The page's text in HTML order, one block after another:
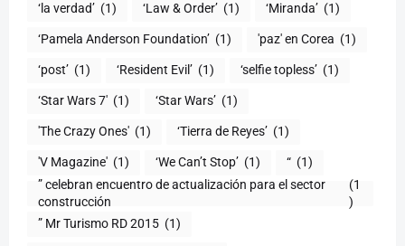
‘la verdad’ (1) ‘Law & Order’ (1) ‘Miranda’ (1)
‘Pamela Anderson Foundation’ (1) 'paz' en Corea (1)
‘post’ (1) ‘Resident Evil’ (1) ‘selfie topless’ (1)
‘Star Wars 7′ (1) ‘Star Wars’ (1)
'The Crazy Ones' (1) ‘Tierra de Reyes’ (1)
'V Magazine' (1) ‘We Can’t Stop’ (1) “ (1)
” celebran encuentro de actualización para el sector
construcción
(1
)
” Mr Turismo RD 2015 (1)